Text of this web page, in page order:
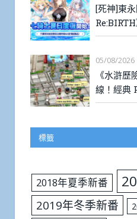
[死神]東
05/08/2026
《水滸
線！經典
標籤
2018年夏季新番
2019年冬季新番